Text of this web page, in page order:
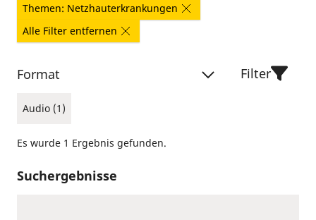
Themen: Netzhauterkrankungen
Alle Filter entfernen
Format
Audio (1)
Filter
Es wurde 1 Ergebnis gefunden.
Suchergebnisse